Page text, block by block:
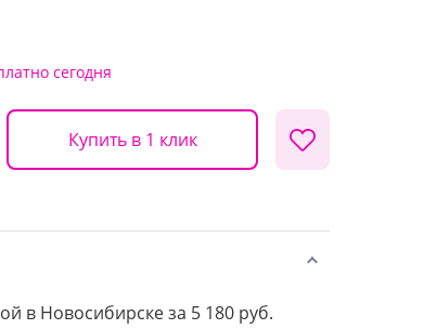
сегодня
Купить в 1 клик
в Новосибирске за 5 180 руб.